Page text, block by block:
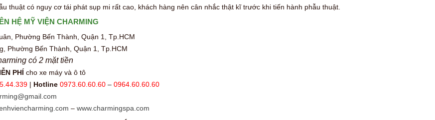
thuật có nguy cơ tái phát sụp mi rất cao, khách hàng nên cân nhắc thật kĩ trước khi tiến hành phẫu thuật.
HỆ MỸ VIỆN CHARMING
Phường Bến Thành, Quận 1, Tp.HCM
Phường Bến Thành, Quận 1, Tp.HCM
có 2 mặt tiền
PHÍ cho xe máy và ô tô
| Hotline 0973.60.60.60– 0964.60.60.60
– www.charmingspa.com